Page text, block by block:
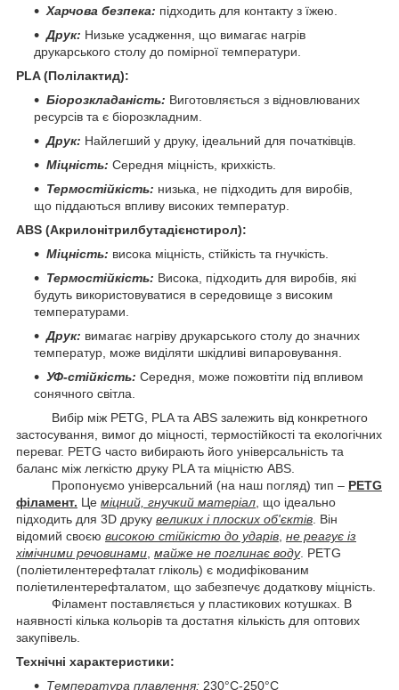
Харчова безпека: підходить для контакту з їжею.
Друк: Низьке усадження, що вимагає нагрів
друкарського столу до помірної температури.
PLA (Полілактид):
Біорозкладаність: Виготовляється з відновлюваних
ресурсів та є біорозкладним.
Друк: Найлегший у друку, ідеальний для початківців.
Міцність: Середня міцність, крихкість.
Термостійкість: низька, не підходить для виробів,
що піддаються впливу високих температур.
ABS (Акрилонітрилбутадієнстирол):
Міцність: висока міцність, стійкість та гнучкість.
Термостійкість: Висока, підходить для виробів, які
будуть використовуватися в середовище з високим
температурами.
Друк: вимагає нагріву друкарського столу до значних
температур, може виділяти шкідливі випаровування.
УФ-стійкість: Середня, може пожовтіти під впливом
сонячного світла.
Вибір між PETG, PLA та ABS залежить від конкретного
застосування, вимог до міцності, термостійкості та екологічних
переваг. PETG часто вибирають його універсальність та
баланс між легкістю друку PLA та міцністю ABS.
Пропонуємо універсальний (на наш погляд) тип – PETG
філамент. Це міцний, гнучкий матеріал , що ідеально
підходить для 3D друку великих і плоских об'єктів . Він
відомий своєю високою стійкістю до ударів не реагує із
хімічними речовинами майже не поглинає воду. PETG
(поліетилентерефталат гліколь) є модифікованим
поліетилентерефталатом, що забезпечує додаткову міцність.
Філамент поставляється у пластикових котушках. В
наявності кілька кольорів та достатня кількість для оптових
закупівель.
Технічні характеристики:
Температура плавлення: 230°С-250°С